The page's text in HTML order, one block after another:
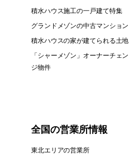
積水ハウス施工の一戸建て特集
グランドメゾンの中古マンション
積水ハウスの家が建てられる土地
「シャーメゾン」オーナーチェン
ジ物件
全国の営業所情報
東北エリアの営業所